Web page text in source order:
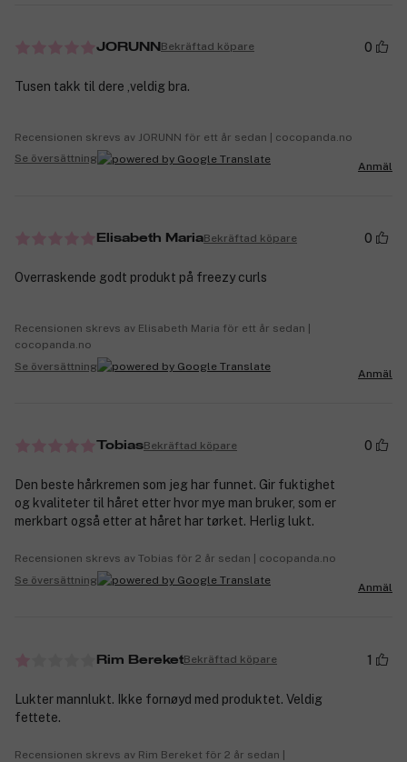
JORUNN Bekräftad köpare 0
Tusen takk til dere ,veldig bra.
Recensionen skrevs av JORUNN för ett år sedan | cocopanda.no
Se översättning
Anmäl
Elisabeth MariaBekräftad köpare 0
Overraskende godt produkt på freezy curls
Recensionen skrevs av Elisabeth Maria för ett år sedan |
cocopanda.no
Se översättning
Anmäl
TobiasBekräftad köpare 0
Den beste hårkremen som jeg har funnet. Gir fuktighet
og kvaliteter til håret etter hvor mye man bruker, som er
merkbart også etter at håret har tørket. Herlig lukt.
Recensionen skrevs av Tobias för 2 år sedan | cocopanda.no
Se översättning
Anmäl
Rim BereketBekräftad köpare 1
Lukter mannlukt. Ikke fornøyd med produktet. Veldig
fettete.
Recensionen skrevs av Rim Bereket för 2 år sedan |